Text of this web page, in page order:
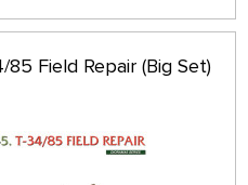
Field Repair (Big Set)